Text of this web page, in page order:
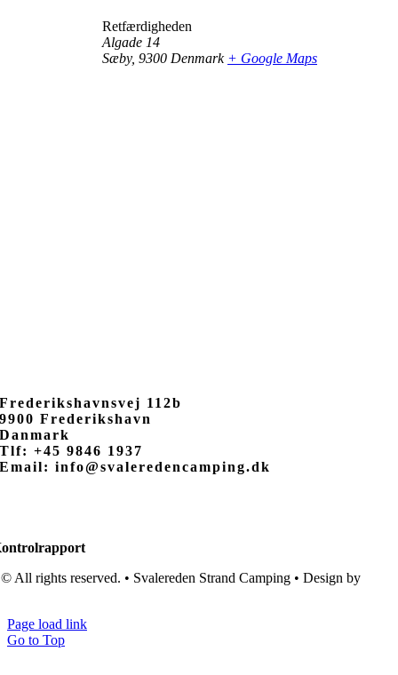
Retfærdigheden
Algade 14
Sæby, 9300 Denmark + Google Maps
Frederikshavnsvej 112b
9900 Frederikshavn
Danmark
Tlf: +45 9846 1937
Email: info@svaleredencamping.dk
© All rights reserved. • Svalereden Strand Camping • Design by
Page load link
Go to Top